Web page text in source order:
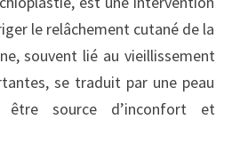
le relâchement cutané de la
souvent lié au vieillissement
se traduit par une peau
source d’inconfort et